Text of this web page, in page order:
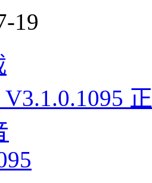
19
V3.1.0.1095